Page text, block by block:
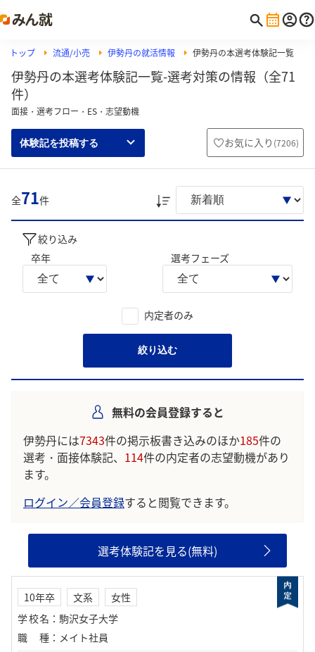
トップ 流通/小売 伊勢丹の就活情報 伊勢丹の本選考体験記一覧
伊勢丹の本選考体験記一覧-選考対策の情報（全71
件）
面接・選考フロー・ES・志望動機
体験記を投稿する お気に入り (7206)
全71件
絞り込み
卒年
選考フェーズ
内定者のみ
絞り込む
無料の会員登録すると
伊勢丹には7343件の掲示板書き込みのほか185件の
選考・面接体験記、 114件の内定者の志望動機があり
ます。
ログイン／会員登録すると閲覧できます。
選考体験記を見る(無料)
10年卒 文系
女性
学校名 ： 駒沢女子大学
職種 ： メイト社員